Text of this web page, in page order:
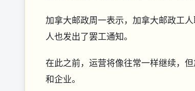
加拿大邮政周一表示，加拿大邮政工
人也发出了罢工通知。
在此之前，运营将像往常一样继续，
和企业。